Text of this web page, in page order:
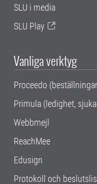
SLU i media
SLU Play
Vanliga verktyg
Proceedo
Primula (ledighet,
Webbmejl
ReachMee
Edusign
Protokoll och